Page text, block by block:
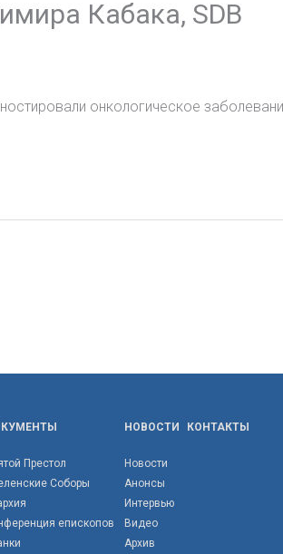
Кабака, SDB
онкологическое
Престол
Соборы
епископов
НОВОСТИ
Новости
Анонсы
Интервью
Видео
Архив
КОНТАКТЫ